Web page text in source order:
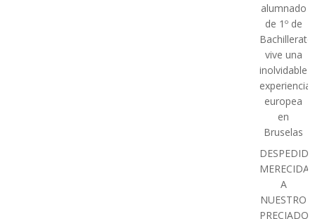
alumnado
de 1º de
Bachillerato
vive una
inolvidable
experiencia
europea
en
Bruselas
DESPEDIDA
MERECIDA
A
NUESTRO
PRECIADO